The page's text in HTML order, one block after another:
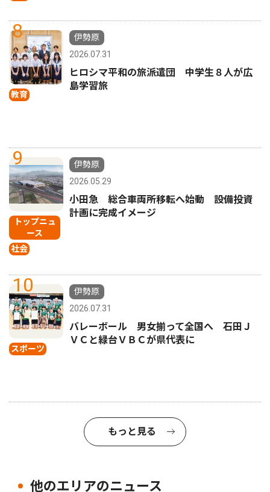
8
教育
伊勢原
2026.07.31
ヒロシマ平和の旅派遣団 中学生８人が広
島学習旅
9
トップニュ
ース
社会
伊勢原
2026.05.29
小田急 総合車両所移転へ始動 設備投資
計画に完成イメージ
10
スポーツ
伊勢原
2026.07.31
バレーボール 男女揃って全国へ 石田Ｊ
ＶＣと緑台ＶＢＣが県代表に
もっと見る
他のエリアのニュース